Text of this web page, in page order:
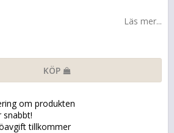
Läs mer...
KÖP
om produkten
snabbt!
tillkommer